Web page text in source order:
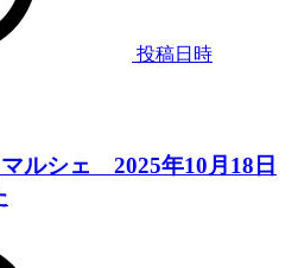
投稿日時
マルシェ 2025年10月18日